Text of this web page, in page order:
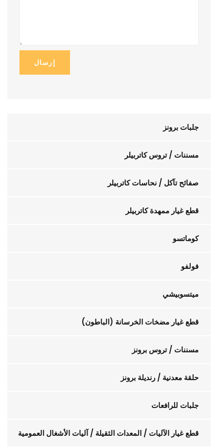
جلبات برونز
مسننات / تروس كاتربيلر
صفائح تآكل / نحاسات كاتربيلر
قطع غيار ممهدة كاتربيلر
كوماتسو
فولفو
ميتسوبيشي
قطع غيار مضخات الخرسانة (الباطون)
مسننات / تروس برونز
حلقة معدنية / رنديلة برونز
جلبات للرافعات
قطع غيار الآليات / المعدات الثقيلة / آليات الأشغال العمومية
إرسال